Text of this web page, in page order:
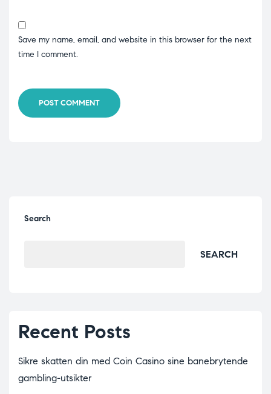
Save my name, email, and website in this browser for the next
time I comment.
POST COMMENT
Search
SEARCH
Recent Posts
Sikre skatten din med Coin Casino sine banebrytende
gambling-utsikter